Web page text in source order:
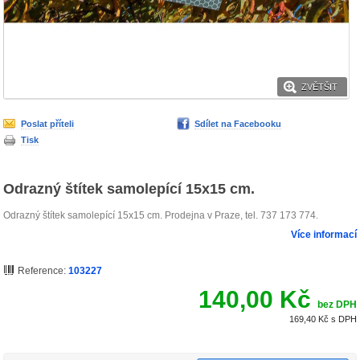
ZVĚTŠIT
Poslat příteli
Sdílet na Facebooku
Tisk
Odrazný štítek samolepící 15x15 cm.
Odrazný štítek samolepící 15x15 cm. Prodejna v Praze, tel. 737 173 774.
Více informací
Reference: 103227
140,00 Kč bez DPH
169,40 Kč s DPH